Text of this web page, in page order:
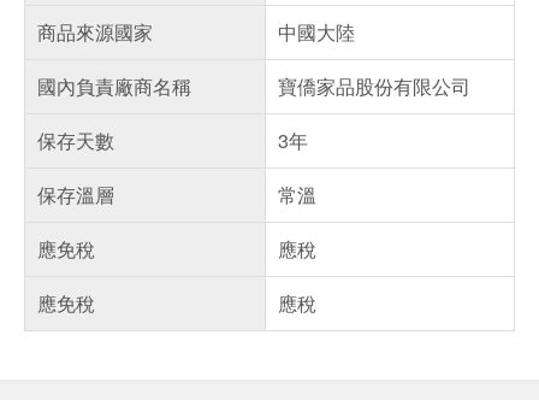
商品來源國家
中國大陸
國內負責廠商名稱
寶僑家品股份有限公司
保存天數
3年
保存溫層
常溫
應免稅
應稅
應免稅
應稅